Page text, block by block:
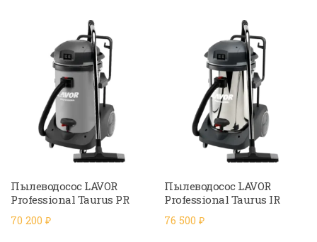
Пылеводосос LAVOR
Professional Taurus PR
70 200 ₽
Пылеводосос LAVOR
Professional Taurus IR
76 500₽